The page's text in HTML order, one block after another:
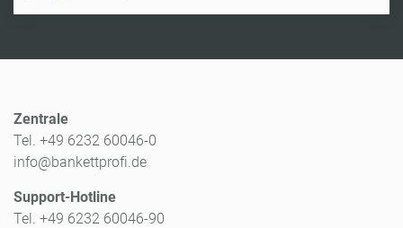
Zentrale
Tel. +49 6232 60046-0
info@bankettprofi.de
Support-Hotline
Tel. +49 6232 60046-90